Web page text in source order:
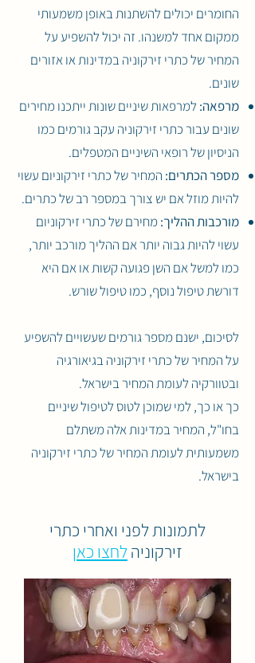
החומרים יכולים להשתנות באופן משמעותי
ממקום אחד למשנהו. זה יכול להשפיע על
המחיר של כתרי זירקוניה במדינות או אזורים
שונים.
מרפאה: למרפאות שיניים שונות ייתכנו מחירים
שונים עבור כתרי זירקוניה עקב גורמים כמו
הניסיון של רופאי השיניים המטפלים.
מספר הכתרים: המחיר של כתרי זירקוניום עשוי
להיות מוזל אם יש צורך במספר רב של כתרים.
מורכבות ההליך:מחירם של כתרי זירקוניום
עשוי להיות גבוה יותר אם ההליך מורכב יותר,
כמו למשל אם השן פגועה קשות או אם היא
דורשת טיפול נוסף, כמו טיפול שורש.
לסיכום, ישנם מספר גורמים שעשויים להשפיע
על המחיר של כתרי זירקוניה בגיאורגיה
ובטוורקיה לעומת המחיר בישראל.
כך או כך, למי שמוכן לטוס לטיפול שיניים
בחו"ל, המחיר במדינות אלה משתלם
משמעותית לעומת המחיר של כתרי זירקוניה
בישראל.
לתמונות לפני ואחרי כתרי
זירקוניהלחצו כאן